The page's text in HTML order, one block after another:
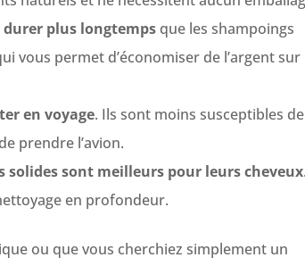
durer plus longtemps que les shampoings
vous permet d’économiser de l’argent sur
en voyage. Ils sont moins susceptibles
prendre l’avion.
solides sont meilleurs pour leurs cheveux
en profondeur.
ou que vous cherchiez simplement un